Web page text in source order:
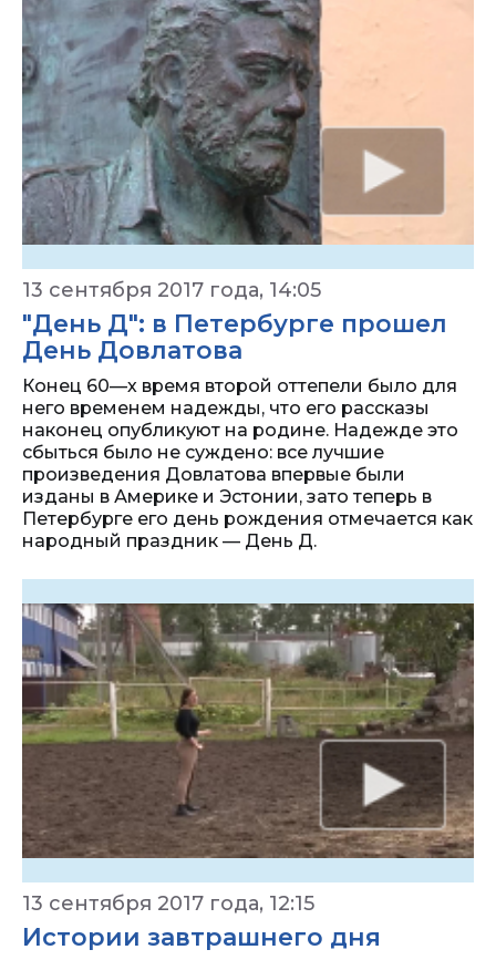
13 сентября 2017 года, 14:05
"День Д": в Петербурге прошел
День Довлатова
Конец 60—х время второй оттепели было для
него временем надежды, что его рассказы
наконец опубликуют на родине. Надежде это
сбыться было не суждено: все лучшие
произведения Довлатова впервые были
изданы в Америке и Эстонии, зато теперь в
Петербурге его день рождения отмечается как
народный праздник — День Д.
13 сентября 2017 года, 12:15
Истории завтрашнего дня